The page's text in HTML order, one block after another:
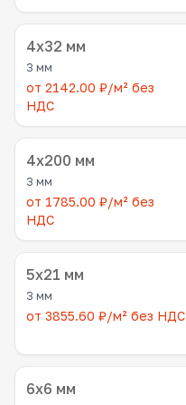
4x32 мм
3 мм
от 2142.00 ₽/м² без
НДС
4x200 мм
3 мм
от 1785.00 ₽/м² без
НДС
5x21 мм
3 мм
от 3855.60 ₽/м² без НДС
6x6 мм